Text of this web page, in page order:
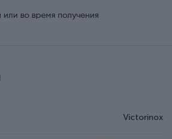
во время получения
Victorinox